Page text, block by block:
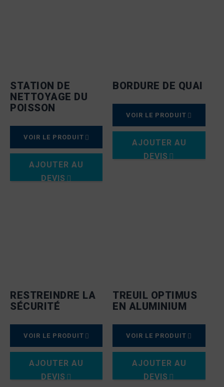
STATION DE
NETTOYAGE DU
POISSON
VOIR LE PRODUIT
AJOUTER AU
DEVIS
BORDURE DE QUAI
VOIR LE PRODUIT
AJOUTER AU
DEVIS
RESTREINDRE LA
SÉCURITÉ
VOIR LE PRODUIT
AJOUTER AU
DEVIS
TREUIL OPTIMUS
EN ALUMINIUM
VOIR LE PRODUIT
AJOUTER AU
DEVIS